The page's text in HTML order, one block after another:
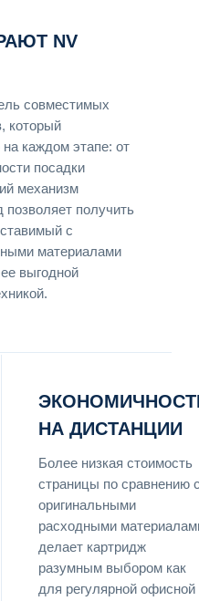
NV
совместимых
который
на каждом этапе: от
посадки
механизм
позволяет получить
с
материалами
выгодной
НА ДИСТАНЦИИ
Более низкая стоимость
страницы по сравнению
оригинальными
расходными
делает картридж
разумным выбором как
для регулярной офисной